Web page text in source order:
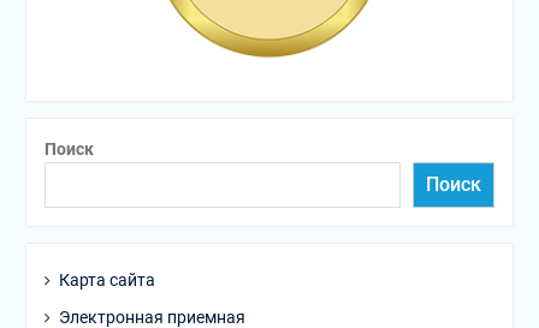
Поиск
Поиск
Карта сайта
Электронная приемная